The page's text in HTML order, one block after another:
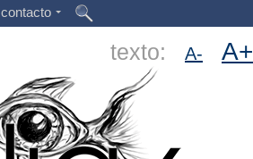
contacto
texto: A- A+